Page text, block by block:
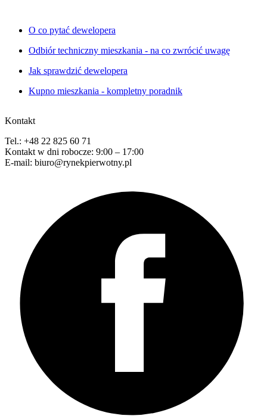
O co pytać dewelopera
Odbiór techniczny mieszkania - na co zwrócić uwagę
Jak sprawdzić dewelopera
Kupno mieszkania - kompletny poradnik
Kontakt
Tel.: +48 22 825 60 71
Kontakt w dni robocze: 9:00 – 17:00
E-mail: biuro@rynekpierwotny.pl